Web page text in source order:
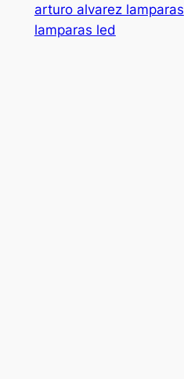
arturo alvarez lamparas
lamparas led